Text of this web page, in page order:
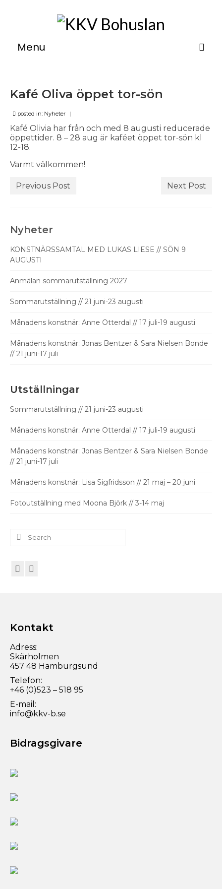
Menu
Verkstäder
Utställningar
Kurser
Kafé Oliva öppet tor-sön
posted in: Nyheter |
Kafé Olivia har från och med 8 augusti reducerade
öppettider. 8 – 28 aug är kaféet öppet tor-sön kl
12-18.
Varmt välkommen!
Previous Post Next Post
Nyheter
KONSTNÄRSSAMTAL MED LUKAS LIESE // SÖN 9
AUGUSTI
Anmälan sommarutställning 2027
Sommarutställning // 21 juni-23 augusti
Månadens konstnär: Anne Otterdal // 17 juli-19 augusti
Månadens konstnär: Jonas Bentzer & Sara Nielsen Bonde
// 21 juni-17 juli
Utställningar
Sommarutställning // 21 juni-23 augusti
Månadens konstnär: Anne Otterdal // 17 juli-19 augusti
Månadens konstnär: Jonas Bentzer & Sara Nielsen Bonde
// 21 juni-17 juli
Månadens konstnär: Lisa Sigfridsson // 21 maj – 20 juni
Fotoutställning med Moona Björk // 3-14 maj
Search
for:
Kontakt
Adress:
Skärholmen
457 48 Hamburgsund
Telefon:
+46 (0)523 – 518 95
E-mail:
info@kkv-b.se
Bidragsgivare